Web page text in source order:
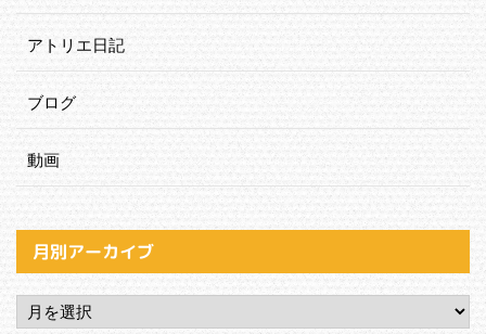
アトリエ日記
ブログ
動画
月別アーカイブ